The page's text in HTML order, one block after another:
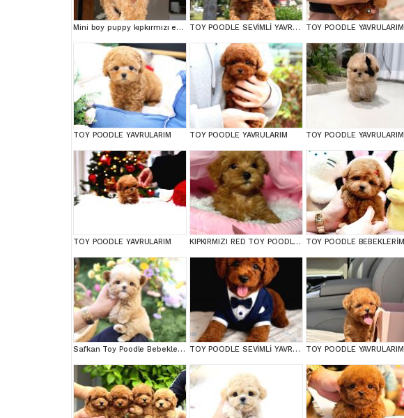
Mini boy puppy kıpkırmızı ev üretimi TOOY POODLE TOY POODLE SEVİMLİ YAVRULAR EV ÜRETİMİ TOY POODLE YAVRULARIM
TOY POODLE YAVRULARIM TOY POODLE YAVRULARIM TOY POODLE YAVRULARIM
TOY POODLE YAVRULARIM KIPKIRMIZI RED TOY POODLE SEVİMLİ YAVRULAR TOY POODLE BEBEKLERİM
Safkan Toy Poodle Bebeklerimiz TOY POODLE SEVİMLİ YAVRULAR EV ÜRETİMİ TOY POODLE YAVRULARIM